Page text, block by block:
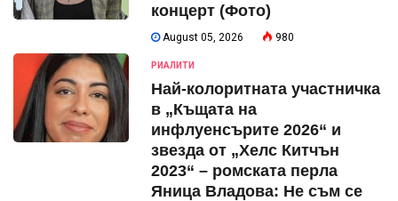
концерт (Фото)
August 05, 2026 980
РИАЛИТИ
Най-колоритната участничка
в „Къщата на
инфлуенсърите 2026“ и
звезда от „Хелс Китчън
2023“ – ромската перла
Яница Владова: Не съм се